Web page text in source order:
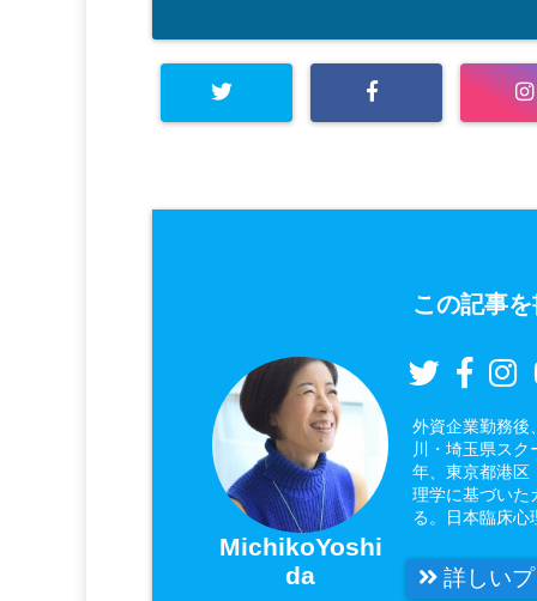
この記事
MichikoYoshi
da
外資企業勤務後
川・埼玉県ス
年、東京都港区
理学に基づいた
る。日本臨床心
詳しいプ